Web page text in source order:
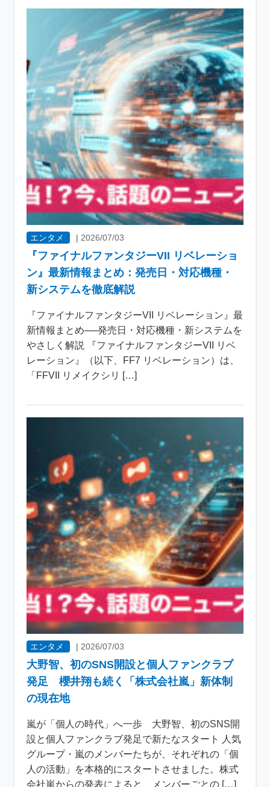
エンタメ |2026/07/03
『ファイナルファンタジーVII リベレーショ
ン』最新情報まとめ：発売日・対応機種・
新システムを徹底解説
『ファイナルファンタジーVII リベレーション』最
新情報まとめ──発売日・対応機種・新システムを
やさしく解説 『ファイナルファンタジーVII リベ
レーション』（以下、FF7 リベレーション）は、
「FFVII リメイクシリ […]
エンタメ |2026/07/03
大野智、初のSNS開設と個人ファンクラブ
発足 櫻井翔も続く「株式会社嵐」新体制
の現在地
嵐が「個人の時代」へ一歩 大野智、初のSNS開
設と個人ファンクラブ発足で新たなスタート 人気
グループ・嵐のメンバーたちが、それぞれの「個
人の活動」を本格的にスタートさせました。株式
会社嵐からの発表によると、メンバーごとの […]